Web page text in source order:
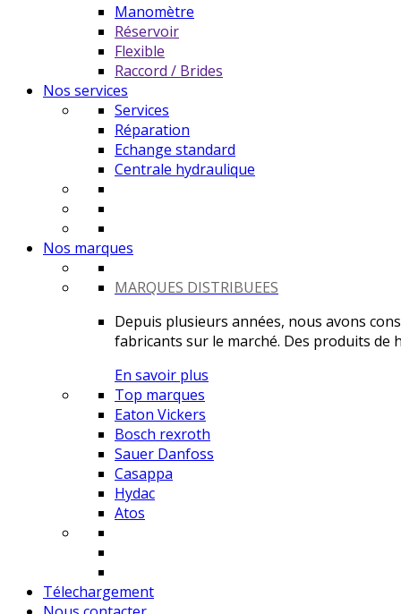
Manomètre
Réservoir
Flexible
Raccord / Brides
Nos services
Services
Réparation
Echange standard
Centrale hydraulique
Nos marques
MARQUES DISTRIBUEES
Depuis plusieurs années, nous avons
fabricants sur le marché. Des produits de
En savoir plus
Top marques
Eaton Vickers
Bosch rexroth
Sauer Danfoss
Casappa
Hydac
Atos
Télechargement